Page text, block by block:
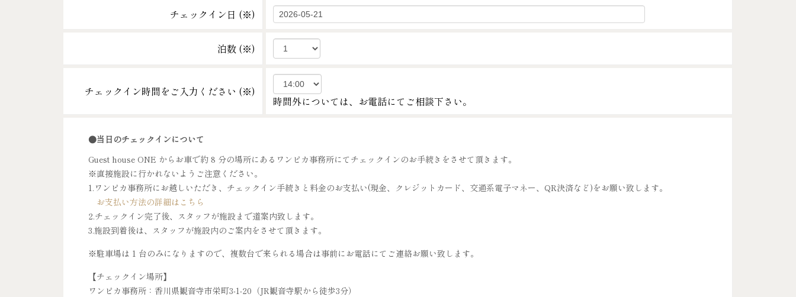
チェックイン日 (※)
泊数 (※)
チェックイン時間をご入力ください (※)
時間外については、お電話にてご相談下さい。
●当日のチェックインについて
Guest house ONE からお車で約 8 分の場所にあるワンピカ事務所にてチェックインのお手続きをさせて頂きます。
※直接施設に行かれないようご注意ください。
1.ワンピカ事務所にお越しいただき、チェックイン手続きと料金のお支払い(現金、クレジットカード、交通系電子マネー、QR決済など)をお願い致します。
お支払い方法の詳細はこちら
2.チェックイン完了後、スタッフが施設まで道案内致します。
3.施設到着後は、スタッフが施設内のご案内をさせて頂きます。
※駐車場は 1 台のみになりますので、複数台で来られる場合は事前にお電話にてご連絡お願い致します。
【チェックイン場所】
ワンピカ事務所：香川県観音寺市栄町3-1-20（JR観音寺駅から徒歩3分）